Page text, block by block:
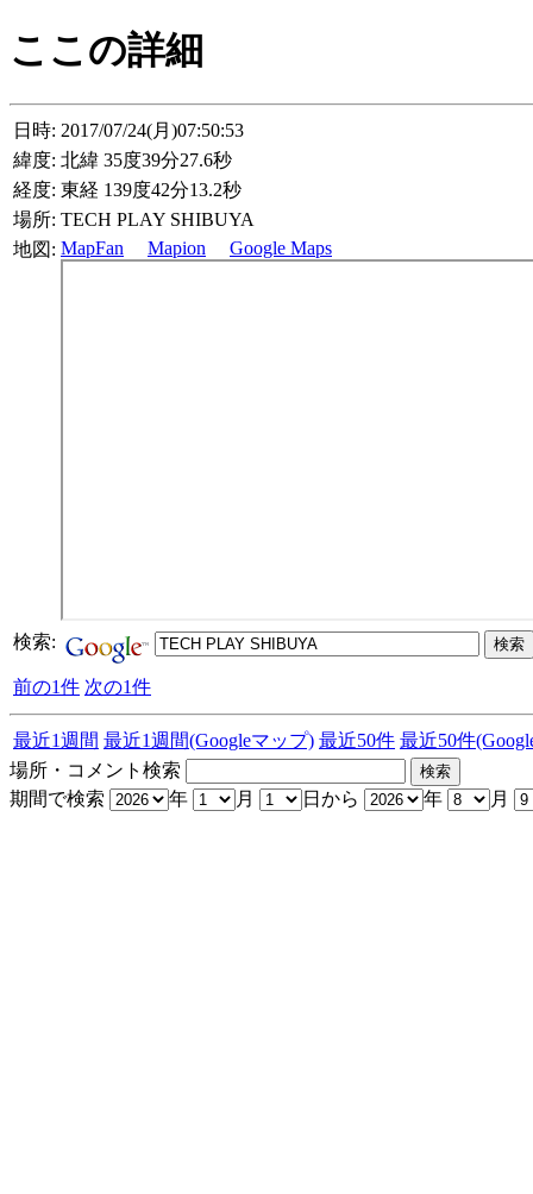
ここの詳細
日時: 2017/07/24(月)07:50:53
緯度: 北緯 35度39分27.6秒
経度: 東経 139度42分13.2秒
場所: TECH PLAY SHIBUYA
地図: MapFan Mapion Google Maps
検索:
前の1件 次の1件
最近1週間 最近1週間(Googleマップ) 最近50件 最近50件
場所・コメント検索
期間で検索
年 月 日から 年 月